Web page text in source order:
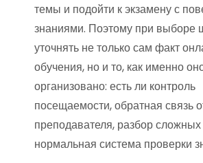
темы и подойти к экзамену с
знаниями. Поэтому при выборе
уточнять не только сам факт
обучения, но и то, как именно
организовано: есть ли контроль
посещаемости, обратная связь
преподавателя, разбор
нормальная система проверки